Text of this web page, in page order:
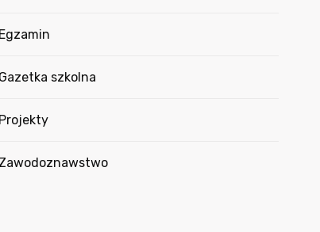
Egzamin
Gazetka szkolna
Projekty
Zawodoznawstwo